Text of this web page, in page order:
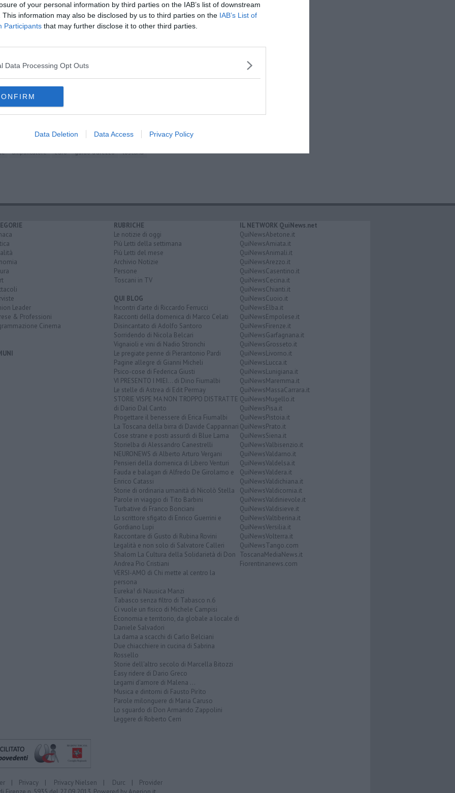
of your personal information by third parties on the IAB’s list of downstream
This information may also be disclosed by us to third parties on the IAB’s List of
Participants that may further disclose it to other third parties.
Data Processing Opt Outs
Data Deletion Data Access Privacy Policy
iscriviti allaNewsletter QUInews - ToscanaMedia.
nella tua casella di posta.
capossela anfiteatro teatro immaginazione
pandemia
amplificatore euro guido d'arezzo
toscana
Leader
& Professioni
Cinema
RUBRICHE
Le notizie di oggi
Più Letti della settimana
Più Letti del mese
Archivio Notizie
Persone
Toscani in TV
QUI BLOG
Incontri d'arte di Riccardo Ferrucci
Racconti della domenica di Marco Celati
Disincantato di Adolfo Santoro
Sorridendo di Nicola Belcari
Vignaioli e vini di Nadio Stronchi
Le pregiate penne di Pierantonio Pardi
Pagine allegre di Gianni Micheli
Psico-cose di Federica Giusti
VI PRESENTO I MIEI... di Dino Fiumalbi
Le stelle di Astrea di Edit Permay
STORIE VISPE MA NON TROPPO DISTRATTE
di Dario Dal Canto
Progettare il benessere di Erica Fiumalbi
La Toscana della birra di Davide Cappannari
Cose strane e posti assurdi di Blue Lama
Storielba di Alessandro Canestrelli
NEURONEWS di Alberto Arturo Vergani
Pensieri della domenica di Libero Venturi
Fauda e balagan di Alfredo De Girolamo e
Enrico Catassi
Storie di ordinaria umanità di Nicolò Stella
Parole in viaggio di Tito Barbini
Turbative di Franco Bonciani
Lo scrittore sfigato di Enrico Guerrini e
Gordiano Lupi
Raccontare di Gusto di Rubina Rovini
Legalità e non solo di Salvatore Calleri
Shalom La Cultura della Solidarietà di Don
Andrea Pio Cristiani
VERSI-AMO di Chi mette al centro la
persona
Eureka! di Nausica Manzi
Tabasco senza filtro di Tabasco n.6
Ci vuole un fisico di Michele Campisi
Economia e territorio, da globale a locale di
Daniele Salvadori
La dama a scacchi di Carlo Belciani
Due chiacchiere in cucina di Sabrina
Rossello
Storie dell'altro secolo di Marcella Bitozzi
Easy ridere di Dario Greco
Legami d'amore di Malena ...
Musica e dintorni di Fausto Pirìto
Parole milonguere di Maria Caruso
Lo sguardo di Don Armando Zappolini
Leggere di Roberto Cerri
IL NETWORK QuiNews.net
QuiNewsAbetone.it
QuiNewsAmiata.it
QuiNewsAnimali.it
QuiNewsArezzo.it
QuiNewsCasentino.it
QuiNewsCecina.it
QuiNewsChianti.it
QuiNewsCuoio.it
QuiNewsElba.it
QuiNewsEmpolese.it
QuiNewsFirenze.it
QuiNewsGarfagnana.it
QuiNewsGrosseto.it
QuiNewsLivorno.it
QuiNewsLucca.it
QuiNewsLunigiana.it
QuiNewsMaremma.it
QuiNewsMassaCarrara.it
QuiNewsMugello.it
QuiNewsPisa.it
QuiNewsPistoia.it
QuiNewsPrato.it
QuiNewsSiena.it
QuiNewsValbisenzio.it
QuiNewsValdarno.it
QuiNewsValdelsa.it
QuiNewsValdera.it
QuiNewsValdichiana.it
QuiNewsValdicornia.it
QuiNewsValdinievole.it
QuiNewsValdisieve.it
QuiNewsValtiberina.it
QuiNewsVersilia.it
QuiNewsVolterra.it
QuiNewsTango.com
ToscanaMediaNews.it
Fiorentinanews.com
| Privacy | Privacy Nielsen | Durc | Provider